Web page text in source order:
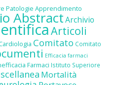
Patologie Apprendimento
AbstractArchivio
Articoli
Comitato Comitato
Efficacia farmaci
Farmaci Istituto Superiore
Mortalità